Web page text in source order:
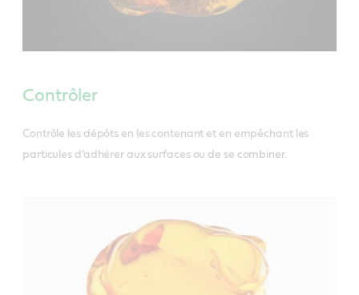
Contrôler
Contrôle les dépôts en les contenant et en empêchant les
particules d’adhérer aux surfaces ou de se combiner.